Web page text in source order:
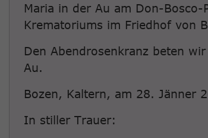
Maria in der Au am Don-
Krematoriums im Friedhof von
Den Abendrosenkranz beten
Au.
Bozen, Kaltern, am 28. Jänner
In stiller Trauer: